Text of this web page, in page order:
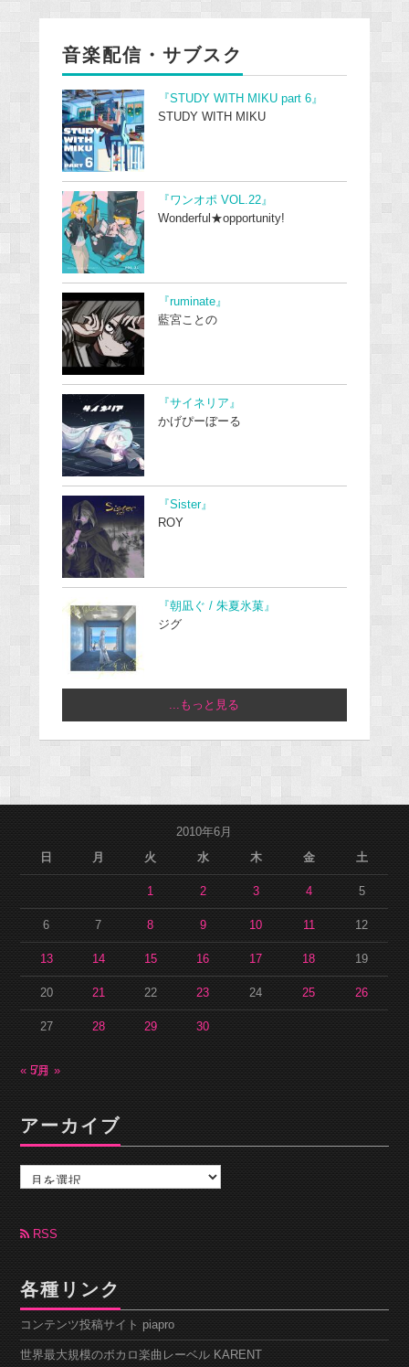
音楽配信・サブスク
『STUDY WITH MIKU part 6』
STUDY WITH MIKU
『ワンオポ VOL.22』
Wonderful★opportunity!
『ruminate』
藍宮ことの
『サイネリア』
かげぴーぼーる
『Sister』
ROY
『朝凪ぐ / 朱夏氷菓』
ジグ
...もっと見る
2010年6月
日
月 火 水 木 金 土
1 2 3 4 5
6 7 8 9 10 11 12
13 14 15 16 17 18 19
20 21 22 23 24 25 26
27 28 29 30
« 5月7月 »
アーカイブ
カ
ブRSS
各種リンク
コンテンツ投稿サイト piapro
世界最大規模のボカロ楽曲レーベル KARENT